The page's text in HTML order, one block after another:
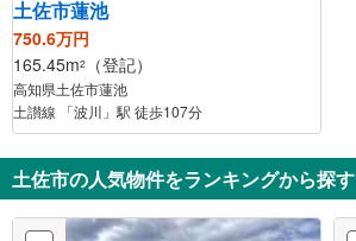
土佐市蓮池
750.6万円
165.45m2 （登記）
高知県土佐市蓮池
土讃線 「波川」駅 徒歩107分
土佐市の人気物件をランキングから探す